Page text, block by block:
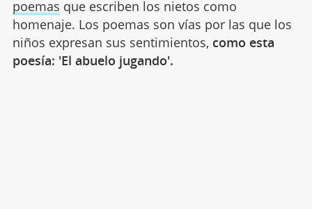
poemas que escriben los nietos como
homenaje. Los poemas son vías por las que los
niños expresan sus sentimientos, como esta
poesía: 'El abuelo jugando'.